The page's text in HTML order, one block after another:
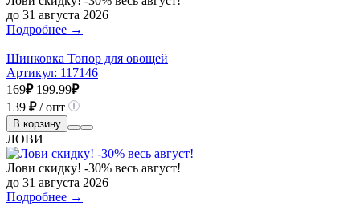
до 31 августа 2026
Подробнее →
Шинковка Топор для овощей
Артикул: 117146
169₽ 199.99₽
139 ₽/ опт
В корзину
ЛОВИ
Лови скидку! -30% весь август!
до 31 августа 2026
Подробнее →